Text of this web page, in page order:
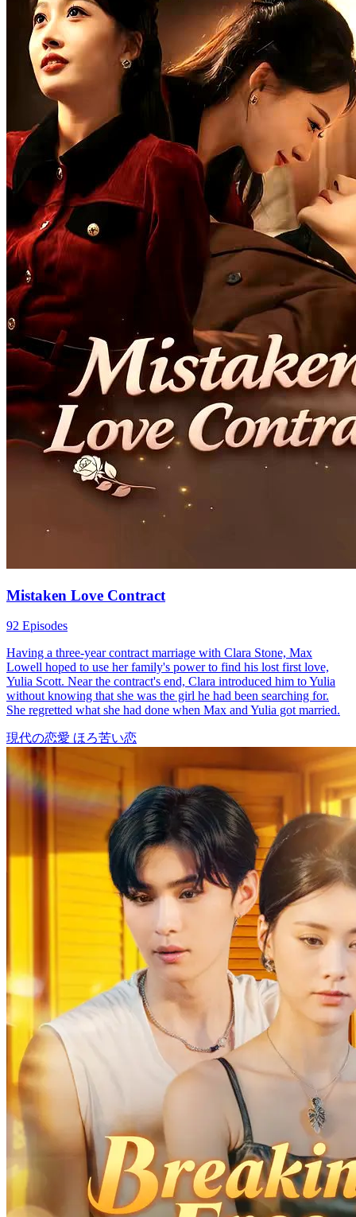
Mistaken Love Contract
92 Episodes
Having a three-year contract marriage with Clara Stone, Max
Lowell hoped to use her family's power to find his lost first love,
Yulia Scott. Near the contract's end, Clara introduced him to Yulia
without knowing that she was the girl he had been searching for.
She regretted what she had done when Max and Yulia got married.
現代の恋愛 ほろ苦い恋